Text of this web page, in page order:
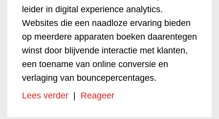
leider in digital experience analytics.
Websites die een naadloze ervaring bieden
op meerdere apparaten boeken daarentegen
winst door blijvende interactie met klanten,
een toename van online conversie en
verlaging van bouncepercentages.
Lees verder
Reageer